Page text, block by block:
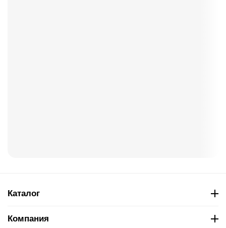
Каталог
Компания